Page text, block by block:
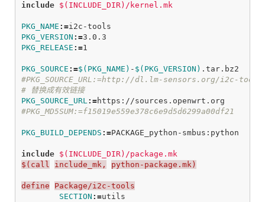
include $(INCLUDE_DIR)/kernel.mk
PKG_NAME :=
PKG_VERSION :=
PKG_RELEASE :=1
PKG_SOURCE :=$(PKG_NAME) - $(PKG_VERSION)
#PKG_SOURCE_URL:=http://dl.lm-sensors.org/i2c-
PKG_SOURCE_URL:=
PKG_BUILD_DEPENDS :=PACKAGE_python-smbus:python
include $(INCLUDE_DIR)/package.mk
$(call
include_mk, python-package.mk)
define
Package/i2c-tools
SECTION :=utils